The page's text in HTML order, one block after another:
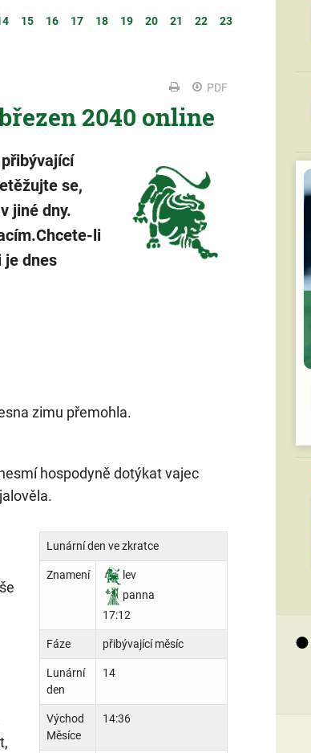
15 16 17 18 19 20 21 22
23
PDF
2040 online
se,
jiné dny.
li
je dnes
zimu přemohla.
hospodyně dotýkat vajec
Lunární den ve zkratce
Znamení
lev
panna
17:12
Fáze přibývající měsíc
Lunární
den
14
Východ
Měsíce
14:36